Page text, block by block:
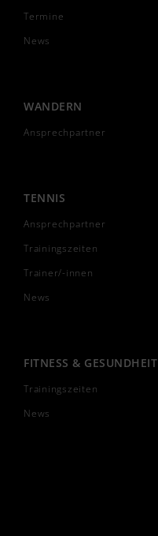
Termine
News
WANDERN
Ansprechpartner
TENNIS
Ansprechpartner
Trainingszeiten
Trainer/-innen
News
FITNESS & GESUNDHEIT
Trainingszeiten
News